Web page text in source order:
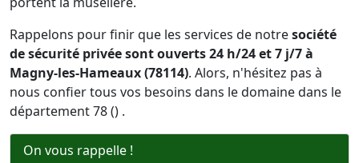
Rappelons pour finir que les services de notresociété
de sécurité privée sont ouverts 24 h/24 et 7 j/7 à
Magny-les-Hameaux (78114). Alors, n'hésitez pas à
nous confier tous vos besoins dans le domaine dans le
département 78 () .
On vous rappelle !